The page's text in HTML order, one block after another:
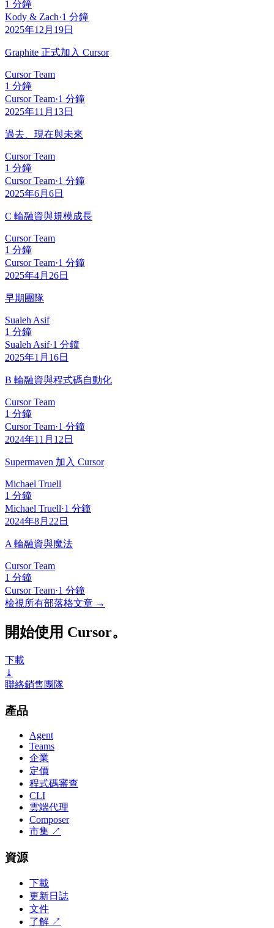
1 分鐘
Kody & Zach·1 分鐘
2025年12月19日
Graphite 正式加入 Cursor
Cursor Team
1 分鐘
Cursor Team·1 分鐘
2025年11月13日
過去、現在與未來
Cursor Team
1 分鐘
Cursor Team·1 分鐘
2025年6月6日
C 輪融資與規模成長
Cursor Team
1 分鐘
Cursor Team·1 分鐘
2025年4月26日
早期團隊
Sualeh Asif
1 分鐘
Sualeh Asif·1 分鐘
2025年1月16日
B 輪融資與程式碼自動化
Cursor Team
1 分鐘
Cursor Team·1 分鐘
2024年11月12日
Supermaven 加入 Cursor
Michael Truell
1 分鐘
Michael Truell·1 分鐘
2024年8月22日
A 輪融資與魔法
Cursor Team
1 分鐘
Cursor Team·1 分鐘
檢視所有部落格文章 →
開始使用 Cursor。
下載
⤓
聯絡銷售團隊
產品
Agent
Teams
企業
定價
程式碼審查
CLI
雲端代理
Composer
市集 ↗
資源
下載
更新日誌
文件
了解 ↗